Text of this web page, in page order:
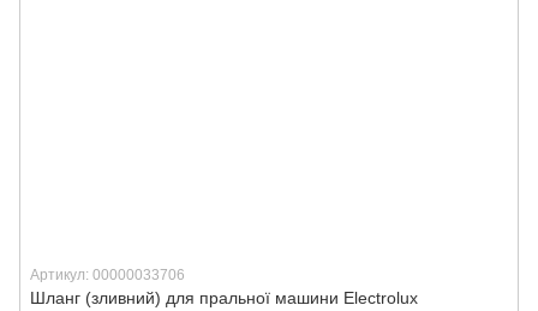
Артикул: 00000033706
Шланг (зливний) для пральної машини Electrolux